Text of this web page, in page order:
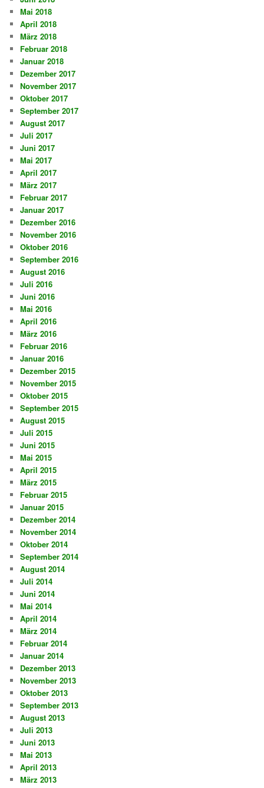
Mai 2018
April 2018
März 2018
Februar 2018
Januar 2018
Dezember 2017
November 2017
Oktober 2017
September 2017
August 2017
Juli 2017
Juni 2017
Mai 2017
April 2017
März 2017
Februar 2017
Januar 2017
Dezember 2016
November 2016
Oktober 2016
September 2016
August 2016
Juli 2016
Juni 2016
Mai 2016
April 2016
März 2016
Februar 2016
Januar 2016
Dezember 2015
November 2015
Oktober 2015
September 2015
August 2015
Juli 2015
Juni 2015
Mai 2015
April 2015
März 2015
Februar 2015
Januar 2015
Dezember 2014
November 2014
Oktober 2014
September 2014
August 2014
Juli 2014
Juni 2014
Mai 2014
April 2014
März 2014
Februar 2014
Januar 2014
Dezember 2013
November 2013
Oktober 2013
September 2013
August 2013
Juli 2013
Juni 2013
Mai 2013
April 2013
März 2013